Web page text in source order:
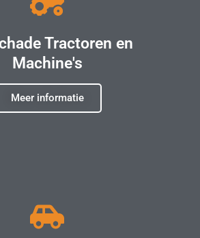
Tractoren en
Machine's
Meer informatie